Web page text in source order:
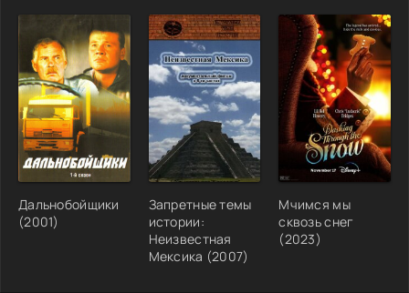
Дальнобойщики
(2001)
Запретные темы
истории:
Неизвестная
Мексика (2007)
Мчимся мы
сквозь снег
(2023)